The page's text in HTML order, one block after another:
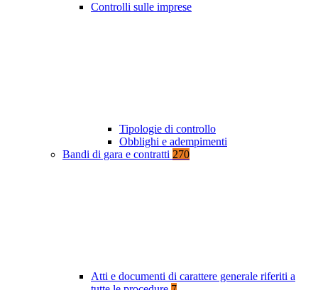
Controlli sulle imprese
Tipologie di controllo
Obblighi e adempimenti
Bandi di gara e contratti 270
Atti e documenti di carattere generale riferiti a